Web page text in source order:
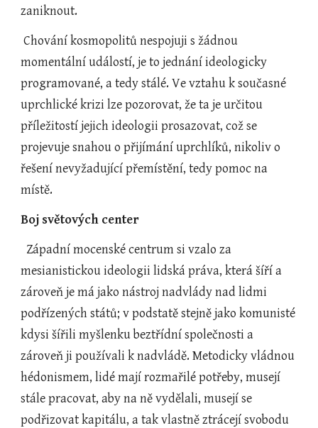
zaniknout.
Chování kosmopolitů nespojuji s žádnou
momentální událostí, je to jednání ideologicky
programované, a tedy stálé. Ve vztahu k současné
uprchlické krizi lze pozorovat, že ta je určitou
příležitostí jejich ideologii prosazovat, což se
projevuje snahou o přijímání uprchlíků, nikoliv o
řešení nevyžadující přemístění, tedy pomoc na
místě.
Boj světových center
mesianistickou ideologii lidská práva, která šíří a
zároveň je má jako nástroj nadvlády nad lidmi
podřízených států; v podstatě stejně jako komunisté
kdysi šířili myšlenku beztřídní společnosti a
zároveň ji používali k nadvládě. Metodicky vládnou
hédonismem, lidé mají rozmařilé potřeby, musejí
stále pracovat, aby na ně vydělali, musejí se
podřizovat kapitálu, a tak vlastně ztrácejí svobodu